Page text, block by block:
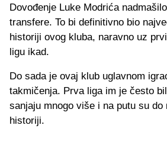
Dovođenje Luke Modrića
transfere. To bi definitivno bio
historiji ovog kluba, naravno uz
ligu ikad.
Do sada je ovaj klub uglavnom
takmičenja. Prva liga im je često
sanjaju mnogo više i na putu su do
historiji.